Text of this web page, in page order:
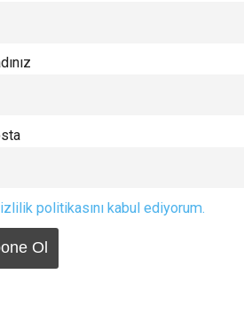
politikasını kabul ediyorum.